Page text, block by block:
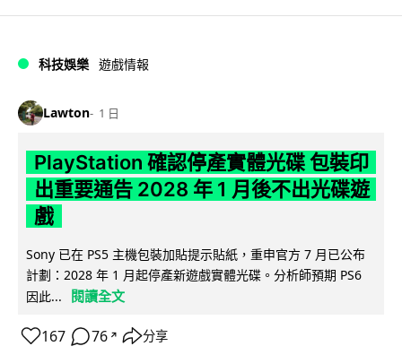
科技娛樂 遊戲情報
Lawton 1 日
PlayStation 確認停產實體光碟 包裝印
出重要通告 2028 年 1 月後不出光碟遊
戲
Sony 已在 PS5 主機包裝加貼提示貼紙，重申官方 7 月已公布
計劃：2028 年 1 月起停產新遊戲實體光碟。分析師預期 PS6
因此...
閱讀全文
167 76 ↗ 分享